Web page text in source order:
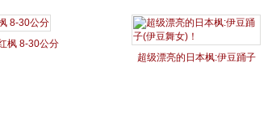
枫 8-30公分
超级漂亮的日本枫:伊豆踊子